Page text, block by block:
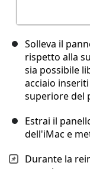
Solleva il
rispetto alla
sia possibile
acciaio
superiore del
Estrai il
dell'iMac e
Durante la